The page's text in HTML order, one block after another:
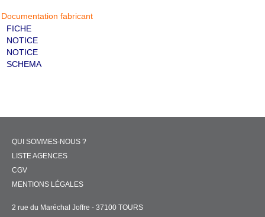
Documentation fabricant
FICHE
NOTICE
NOTICE
SCHEMA
QUI SOMMES-NOUS ?
LISTE AGENCES
CGV
MENTIONS LÉGALES
2 rue du Maréchal Joffre - 37100 TOURS